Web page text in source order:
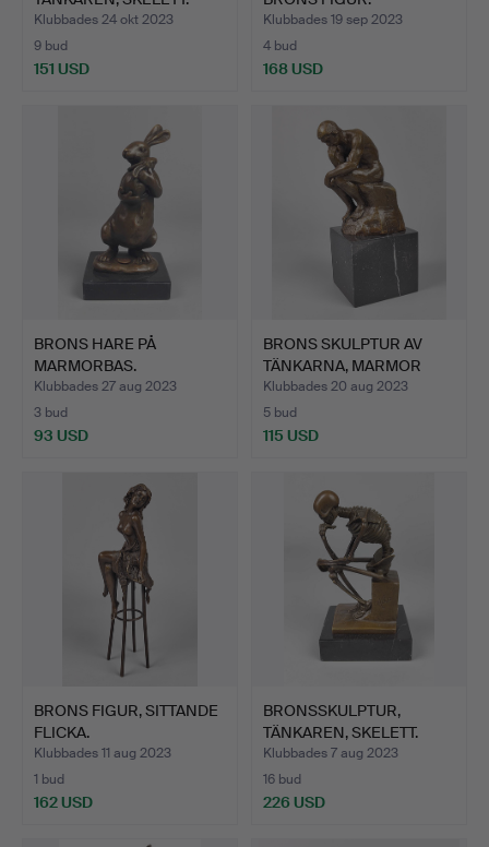
Klubbades 24 okt 2023
9 bud
151 USD
Klubbades 19 sep 2023
4 bud
168 USD
BRONS HARE PÅ
MARMORBAS.
Klubbades 27 aug 2023
3 bud
93 USD
BRONS SKULPTUR AV
TÄNKARNA, MARMOR
BAS.
Klubbades 20 aug 2023
5 bud
115 USD
BRONS FIGUR, SITTANDE
FLICKA.
Klubbades 11 aug 2023
1 bud
162 USD
BRONSSKULPTUR,
TÄNKAREN, SKELETT.
Klubbades 7 aug 2023
16 bud
226 USD